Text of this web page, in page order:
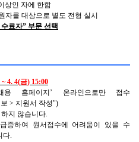
상인 자에 한함
자를 대상으로 별도 전형 실시
료자” 부문 선택
4. 4(금) 15:00
용 홈페이지 ’ 온라인으로만 접수
> 지원서 작성")
지 않습니다.
증하여 원서접수에 어려움이 있을 수
다.